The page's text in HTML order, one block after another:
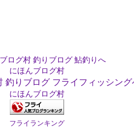
にほんブログ村
にほんブログ村
フライランキング